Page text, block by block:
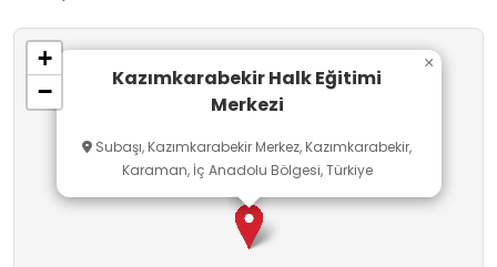
Kazımkarabekir Halk Eğitimi
Merkezi
Subaşı, Kazımkarabekir Merkez, Kazımkarabekir,
Karaman, İç Anadolu Bölgesi, Türkiye
×
+
−